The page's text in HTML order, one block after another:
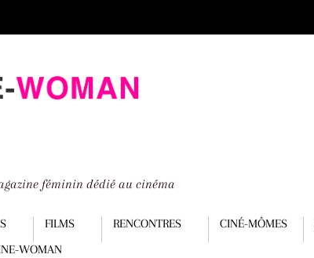
féminin dédié au cinéma
FILMS RENCONTRES CINÉ-MÔMES
WOMAN